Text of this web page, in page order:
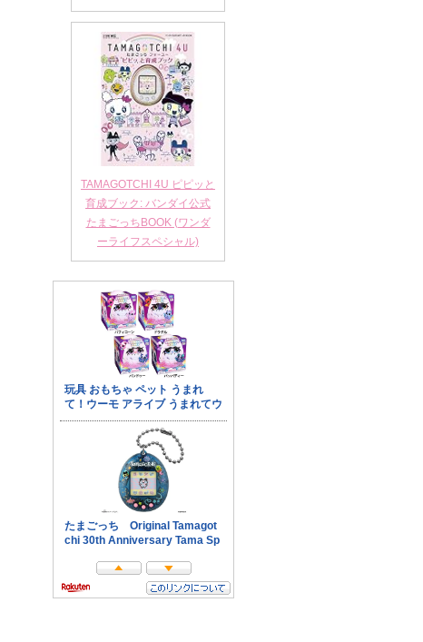
TAMAGOTCHI 4U ピピッと
育成ブック: バンダイ公式
たまごっちBOOK (ワンダ
ーライフスペシャル)